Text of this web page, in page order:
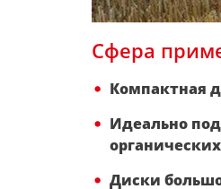
Сфера
Компактная
Идеально
Диски